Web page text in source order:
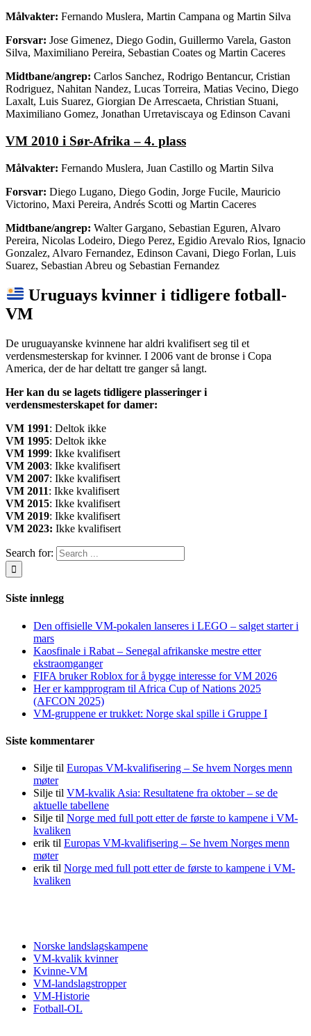
Målvakter: Fernando Muslera, Martin Campana og Martin Silva
Forsvar: Jose Gimenez, Diego Godin, Guillermo Varela, Gaston
Silva, Maximiliano Pereira, Sebastian Coates og Martin Caceres
Midtbane/angrep: Carlos Sanchez, Rodrigo Bentancur, Cristian
Rodriguez, Nahitan Nandez, Lucas Torreira, Matias Vecino, Diego
Laxalt, Luis Suarez, Giorgian De Arrescaeta, Christian Stuani,
Maximiliano Gomez, Jonathan Urretaviscaya og Edinson Cavani
VM 2010 i Sør-Afrika – 4. plass
Målvakter: Fernando Muslera, Juan Castillo og Martin Silva
Forsvar: Diego Lugano, Diego Godin, Jorge Fucile, Mauricio
Victorino, Maxi Pereira, Andrés Scotti og Martin Caceres
Midtbane/angrep: Walter Gargano, Sebastian Eguren, Alvaro
Pereira, Nicolas Lodeiro, Diego Perez, Egidio Arevalo Rios, Ignacio
Gonzalez, Alvaro Fernandez, Edinson Cavani, Diego Forlan, Luis
Suarez, Sebastian Abreu og Sebastian Fernandez
Uruguays kvinner i tidligere fotball-
VM
De uruguayanske kvinnene har aldri kvalifisert seg til et
verdensmesterskap for kvinner. I 2006 vant de bronse i Copa
America, der de har deltatt tre ganger så langt.
Her kan du se lagets tidligere plasseringer i
verdensmesterskapet for damer:
VM 1991: Deltok ikke
VM 1995: Deltok ikke
VM 1999: Ikke kvalifisert
VM 2003: Ikke kvalifisert
VM 2007: Ikke kvalifisert
VM 2011: Ikke kvalifisert
VM 2015: Ikke kvalifisert
VM 2019: Ikke kvalifisert
VM 2023: Ikke kvalifisert
Search for:
Siste innlegg
Den offisielle VM-pokalen lanseres i LEGO – salget starter i
mars
Kaosfinale i Rabat – Senegal afrikanske mestre etter
ekstraomganger
FIFA bruker Roblox for å bygge interesse for VM 2026
Her er kampprogram til Africa Cup of Nations 2025
(AFCON 2025)
VM-gruppene er trukket: Norge skal spille i Gruppe I
Siste kommentarer
Silje til Europas VM-kvalifisering – Se hvem Norges menn
møter
Silje til VM-kvalik Asia: Resultatene fra oktober – se de
aktuelle tabellene
Silje til Norge med full pott etter de første to kampene i VM-
kvaliken
erik til Europas VM-kvalifisering – Se hvem Norges menn
møter
erik til Norge med full pott etter de første to kampene i VM-
kvaliken
Norske landslagskampene
VM-kvalik kvinner
Kvinne-VM
VM-landslagstropper
VM-Historie
Fotball-OL